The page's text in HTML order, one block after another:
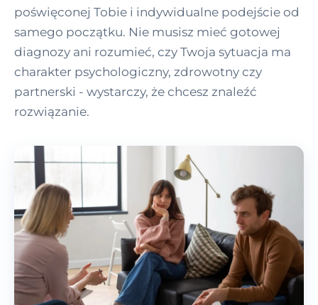
poświęconej Tobie i indywidualne podejście od
samego początku. Nie musisz mieć gotowej
diagnozy ani rozumieć, czy Twoja sytuacja ma
charakter psychologiczny, zdrowotny czy
partnerski - wystarczy, że chcesz znaleźć
rozwiązanie.